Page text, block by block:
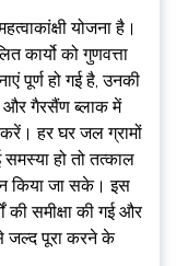
योजना है।
कार्यो को गुणवत्ता
पूर्ण हो गई है, उनकी
और गैरसैंण ब्लाक में
हर घर जल ग्रामों
हो तो तत्काल
किया जा सके। इस
की समीक्षा की गई और
जल्द पूरा करने के